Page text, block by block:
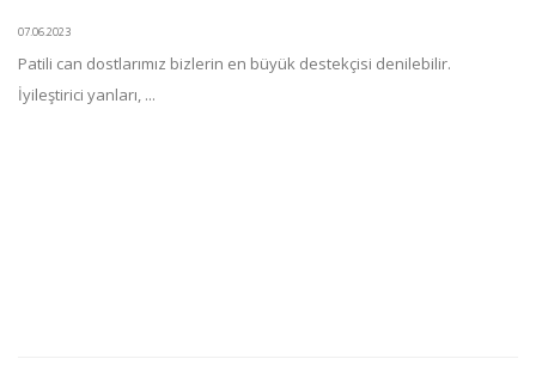
07.06.2023
Patili can dostlarımız bizlerin en büyük destekçisi denilebilir.
İyileştirici yanları, ...